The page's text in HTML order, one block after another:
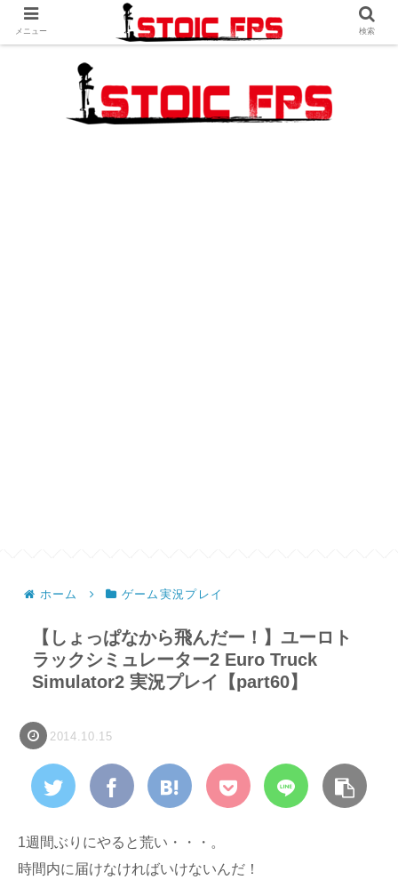
ホーム ゲーム実況プレイ
【しょっぱなから飛んだー！】ユーロト
ラックシミュレーター2 Euro Truck
Simulator2 実況プレイ【part60】
2014.10.15
1週間ぶりにやると荒い・・・。
時間内に届けなければいけないんだ！
メニュー 検索